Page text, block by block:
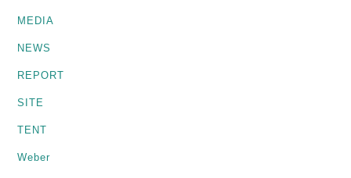
MEDIA
NEWS
REPORT
SITE
TENT
Weber